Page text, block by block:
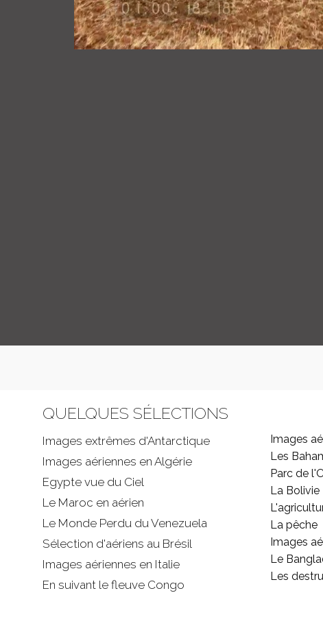
QUELQUES SÉLECTIONS
Images extrêmes d'Antarctique
Images aériennes en Algérie
Egypte vue du Ciel
Le Maroc en aérien
Le Monde Perdu du Venezuela
Sélection d'aériens au Brésil
Images aériennes en Italie
En suivant le fleuve Congo
Images
Les
Parc de
La Bolivie
La pêche
Images
Le
Les